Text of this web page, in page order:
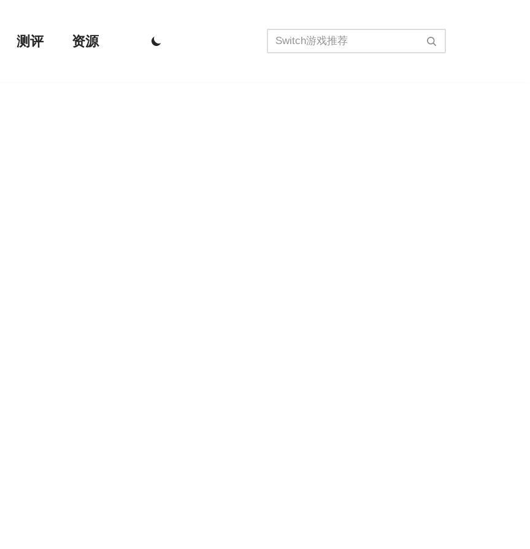
测评 资源